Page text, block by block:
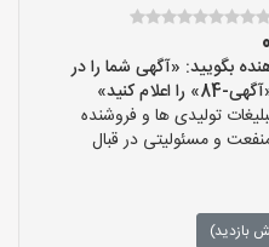
بگویید: «آگهی شما را در
کنید»
تولیدی ها و فروشنده
و مسئولیتی در قبال
بازدید)